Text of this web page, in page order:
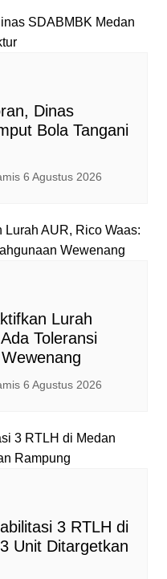
Dinas
Bola Tangani
6 Agustus 2026
Lurah
Toleransi
6 Agustus 2026
3 RTLH di
Unit Ditargetkan